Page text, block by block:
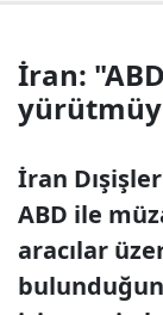
İran:
İran
ABD ile
aracılar